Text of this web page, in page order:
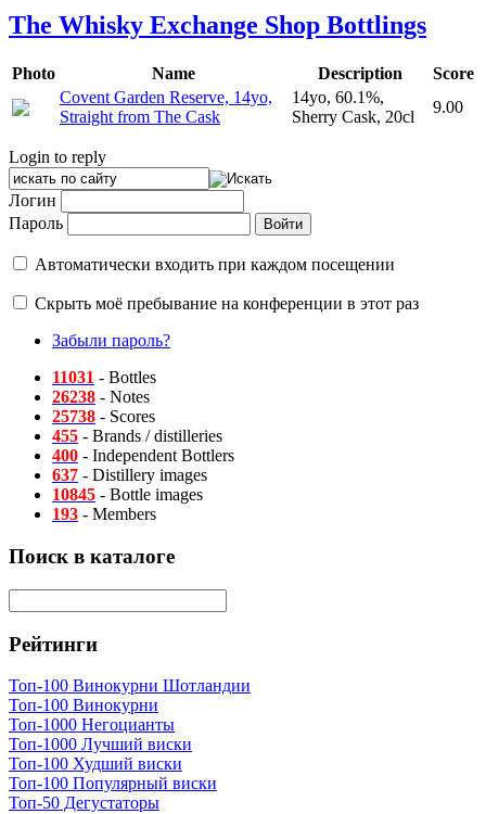
The Whisky Exchange Shop Bottlings
Photo Name Description
Score
Covent Garden Reserve, 14yo,
Straight from The Cask
14yo, 60.1%,
Sherry Cask, 20cl
9.00
Login to reply
Логин
Пароль
Автоматически входить при каждом посещении
Скрыть моё пребывание на конференции в этот раз
Забыли пароль?
11031 - Bottles
26238 - Notes
25738 - Scores
455 - Brands / distilleries
400 - Independent Bottlers
637 - Distillery images
10845 - Bottle images
193 - Members
Поиск в каталоге
Рейтинги
Топ-100 Винокурни Шотландии
Топ-100 Винокурни
Топ-1000 Негоцианты
Топ-1000 Лучший виски
Топ-100 Худший виски
Топ-100 Популярный виски
Топ-50 Дегустаторы